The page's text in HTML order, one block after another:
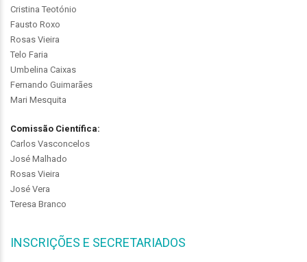
Cristina Teotónio
Fausto Roxo
Rosas Vieira
Telo Faria
Umbelina Caixas
Fernando Guimarães
Mari Mesquita
Comissão Científica:
Carlos Vasconcelos
José Malhado
Rosas Vieira
José Vera
Teresa Branco
INSCRIÇÕES E SECRETARIADOS